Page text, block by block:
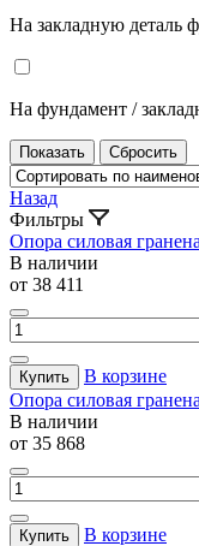
На закладную деталь
На фундамент /
Назад
Фильтры
Опора силовая
В наличии
от 38 411
Купить
В корзине
Опора силовая
В наличии
от 35 868
Купить
В корзине